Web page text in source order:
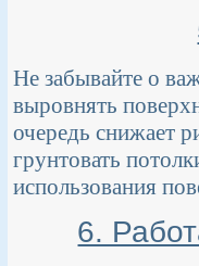
Не забывайте о
выровнять
очередь снижает
грунтовать
использования
6.